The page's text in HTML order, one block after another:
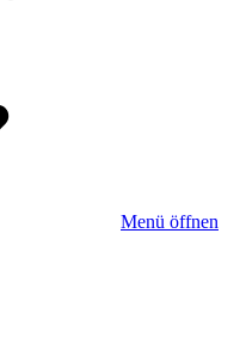
Menü öffnen